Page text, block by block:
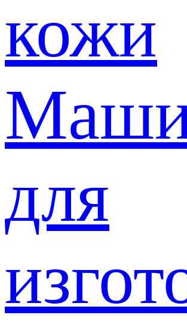
кожи
для